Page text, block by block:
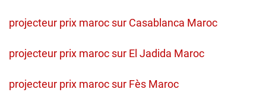
projecteur prix maroc sur Casablanca Maroc
projecteur prix maroc sur El Jadida Maroc
projecteur prix maroc sur Fès Maroc